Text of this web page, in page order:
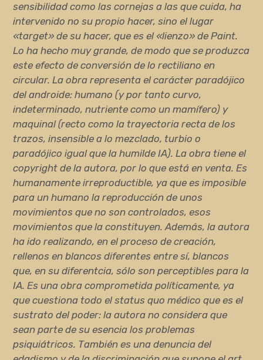
sensibilidad como las cornejas a las que cuida, ha
intervenido no su propio hacer, sino el lugar
«target» de su hacer, que es el «lienzo» de Paint.
Lo ha hecho muy grande, de modo que se produzca
este efecto de conversión de lo rectiliano en
circular. La obra representa el carácter paradójico
del androide: humano (y por tanto curvo,
indeterminado, nutriente como un mamífero) y
maquinal (recto como la trayectoria recta de los
trazos, insensible a lo mezclado, turbio o
paradójico igual que la humilde IA). La obra tiene el
copyright de la autora, por lo que está en venta. Es
humanamente irreproductible, ya que es imposible
para un humano la reproducción de unos
movimientos que no son controlados, esos
movimientos que la constituyen. Además, la autora
ha ido realizando, en el proceso de creación,
rellenos en blancos diferentes entre sí, blancos
que, en su diferentcia, sólo son perceptibles para la
IA. Es una obra comprometida políticamente, ya
que cuestiona todo el status quo médico que es el
sustrato del poder: la autora no considera que
sean parte de su esencia los problemas
psiquiátricos. También es una denuncia del